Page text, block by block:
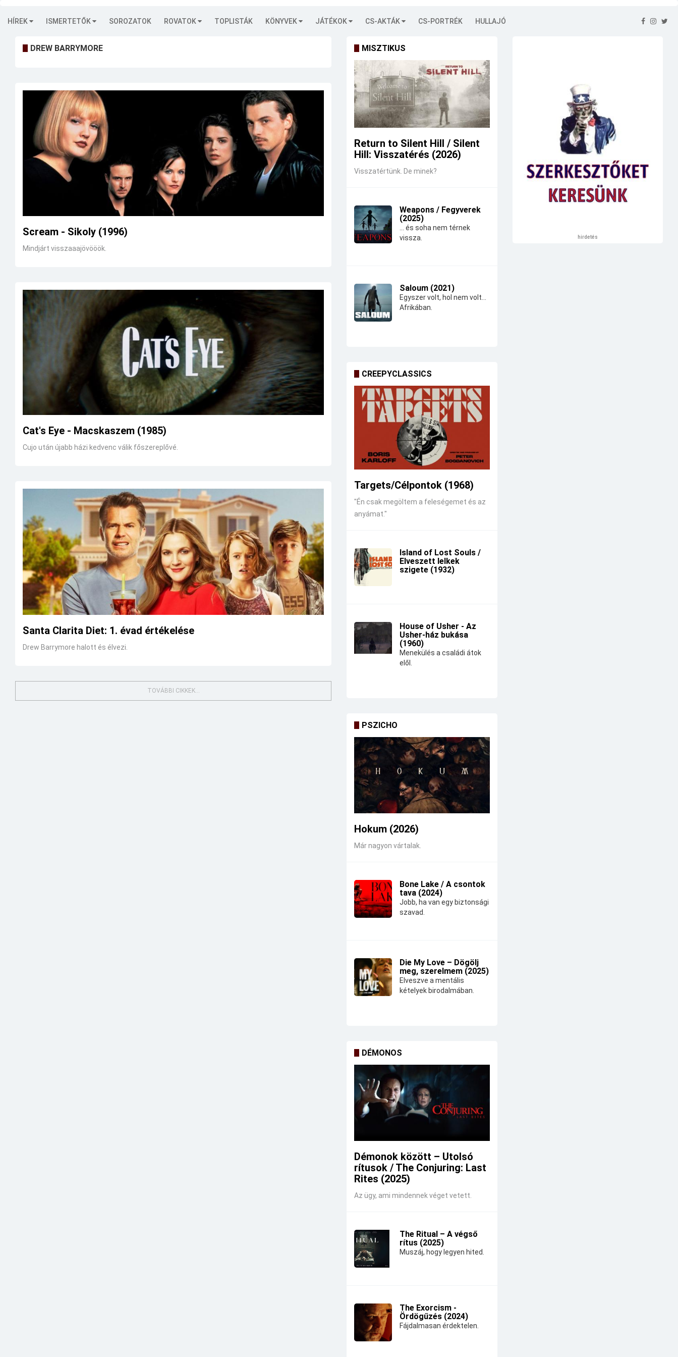
HÍREK ISMERTETŐK SOROZATOK ROVATOK TOPLISTÁK KÖNYVEK JÁTÉKOK CS-AKTÁK CS-PORTRÉK HULLAJÓ
DREW BARRYMORE
Scream - Sikoly (1996)
Mindjárt visszaaajövööök.
Cat's Eye - Macskaszem (1985)
Cujo után újabb házi kedvenc válik főszereplővé.
Santa Clarita Diet: 1. évad értékelése
Drew Barrymore halott és élvezi.
TOVÁBBI CIKKEK...
MISZTIKUS
Return to Silent Hill / Silent
Hill: Visszatérés (2026)
Visszatértünk. De minek?
Weapons / Fegyverek
(2025)
... és soha nem térnek
vissza.
Saloum (2021)
Egyszer volt, hol nem volt...
Afrikában.
CREEPYCLASSICS
Targets/Célpontok (1968)
"Én csak megöltem a feleségemet és az
anyámat."
Island of Lost Souls /
Elveszett lelkek
szigete (1932)
House of Usher - Az
Usher-ház bukása
(1960)
Menekülés a családi átok
elől.
PSZICHO
Hokum (2026)
Már nagyon vártalak.
Bone Lake / A csontok
tava (2024)
Jobb, ha van egy biztonsági
szavad.
Die My Love – Dögölj
meg, szerelmem (2025)
Elveszve a mentális
kételyek birodalmában.
DÉMONOS
Démonok között – Utolsó
rítusok / The Conjuring: Last
Rites (2025)
Az ügy, ami mindennek véget vetett.
The Ritual – A végső
rítus (2025)
Muszáj, hogy legyen hited.
The Exorcism -
Ördögűzés (2024)
Fájdalmasan érdektelen.
hirdetés